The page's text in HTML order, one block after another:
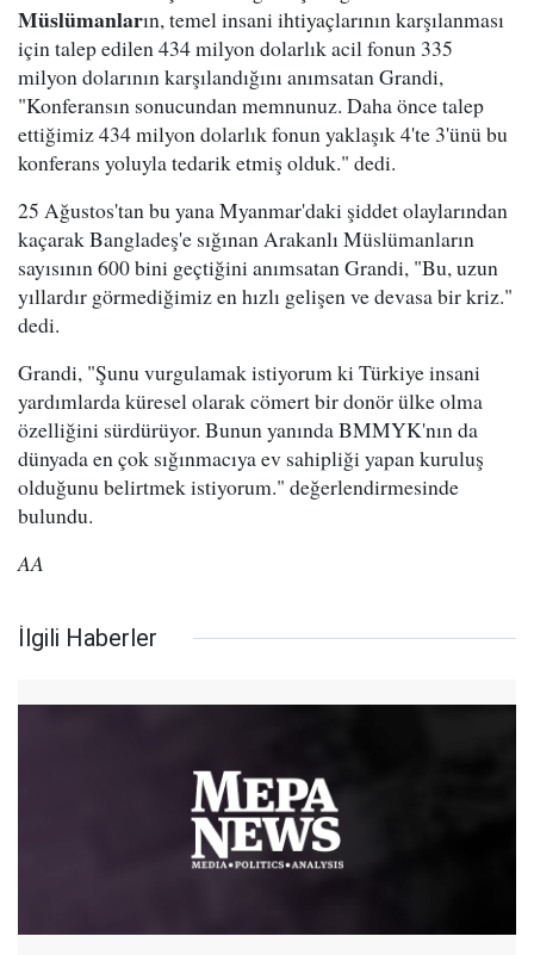
Müslümanların, temel insani ihtiyaçlarının karşılanması
için talep edilen 434 milyon dolarlık acil fonun 335
milyon dolarının karşılandığını anımsatan Grandi,
"Konferansın sonucundan memnunuz. Daha önce talep
ettiğimiz 434 milyon dolarlık fonun yaklaşık 4'te 3'ünü bu
konferans yoluyla tedarik etmiş olduk." dedi.
25 Ağustos'tan bu yana Myanmar'daki şiddet olaylarından
kaçarak Bangladeş'e sığınan Arakanlı Müslümanların
sayısının 600 bini geçtiğini anımsatan Grandi, "Bu, uzun
yıllardır görmediğimiz en hızlı gelişen ve devasa bir kriz."
dedi.
Grandi, "Şunu vurgulamak istiyorum ki Türkiye insani
yardımlarda küresel olarak cömert bir donör ülke olma
özelliğini sürdürüyor. Bunun yanında BMMYK'nın da
dünyada en çok sığınmacıya ev sahipliği yapan kuruluş
olduğunu belirtmek istiyorum." değerlendirmesinde
bulundu.
AA
İlgili Haberler